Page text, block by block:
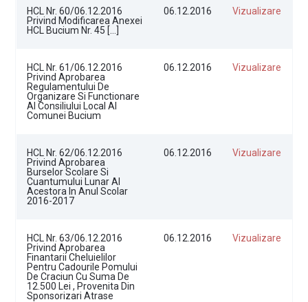
HCL Nr. 60/06.12.2016
Privind Modificarea Anexei
HCL Bucium Nr. 45 […]
06.12.2016 Vizualizare
HCL Nr. 61/06.12.2016
Privind Aprobarea
Regulamentului De
Organizare Si Functionare
Al Consiliului Local Al
Comunei Bucium
06.12.2016 Vizualizare
HCL Nr. 62/06.12.2016
Privind Aprobarea
Burselor Scolare Si
Cuantumului Lunar Al
Acestora In Anul Scolar
2016-2017
06.12.2016 Vizualizare
HCL Nr. 63/06.12.2016
Privind Aprobarea
Finantarii Cheluielilor
Pentru Cadourile Pomului
De Craciun Cu Suma De
12.500 Lei , Provenita Din
Sponsorizari Atrase
06.12.2016 Vizualizare